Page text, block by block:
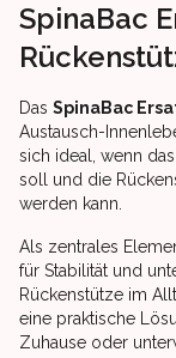
SpinaBac
Das SpinaBac
Austausch-
sich ideal, wenn
soll und die
werden kann.
Als zentrales
für Stabilität und
Rückenstütze im
eine praktische
Zuhause oder